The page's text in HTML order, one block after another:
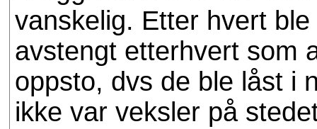
vanskelig. Etter hvert
avstengt etterhvert som
oppsto, dvs de ble låst i
ikke var veksler på